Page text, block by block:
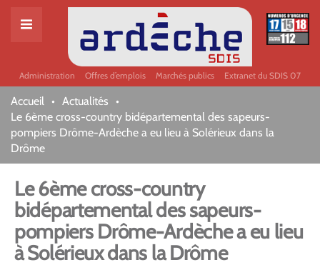
Administration Offres d’emplois Marchés publics Extranet du SDIS 07
Accueil
Actualités
Le 6ème cross-country bidépartemental des sapeurs-
pompiers Drôme-Ardèche a eu lieu à Solérieux dans la
Drôme
Le 6ème cross-country
bidépartemental des sapeurs-
pompiers Drôme-Ardèche a eu lieu
à Solérieux dans la Drôme